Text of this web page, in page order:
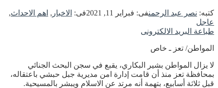
كتبه: نصر عبد الرحمنفى: فبراير 11, 2021 فى: الاخبار , اهم الاحداث,
عاجل
طباعة البريد الالكترونى
المواطن/ تعز ـ خاص
لا يزال المواطن بشير البكاري، يقبع في سجن البحث الجنائي
بمحافظة تعز منذ أن قامت إدارة امن مديرية جبل حبشي باعتقاله،
قبل ثلاثة أسابيع، بتهمة أنه مرتد عن الاسلام ويبشر بالمسيحية.